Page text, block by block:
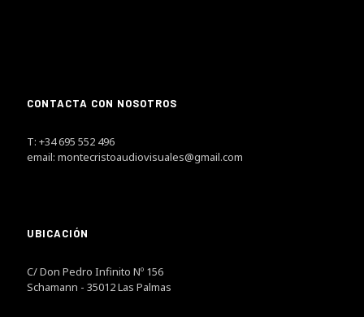
CONTACTA CON NOSOTROS
T: +34 695 552 496
email: montecristoaudiovisuales@gmail.com
UBICACIÓN
C/ Don Pedro Infinito Nº 156
Schamann - 35012 Las Palmas